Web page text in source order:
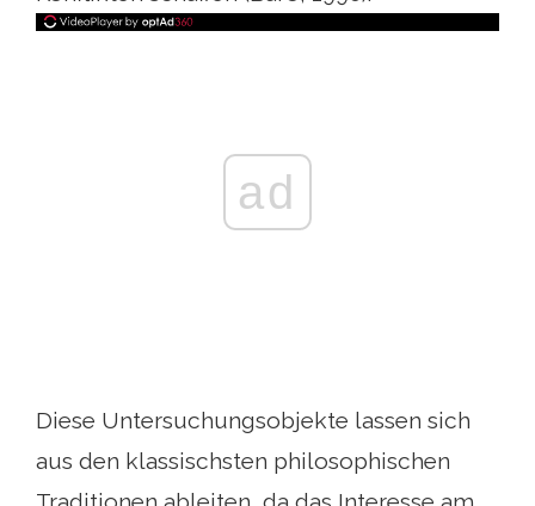
ad
Diese Untersuchungsobjekte lassen sich
aus den klassischsten philosophischen